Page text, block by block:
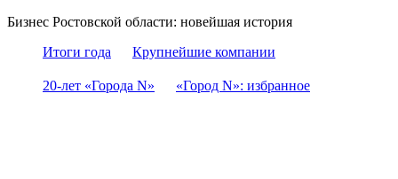
Бизнес Ростовской области: новейшая история
Итоги года
Крупнейшие компании
20-лет «Города N» «Город N»: избранное